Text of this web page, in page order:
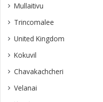
Mullaitivu
Trincomalee
United Kingdom
Kokuvil
Chavakachcheri
Velanai